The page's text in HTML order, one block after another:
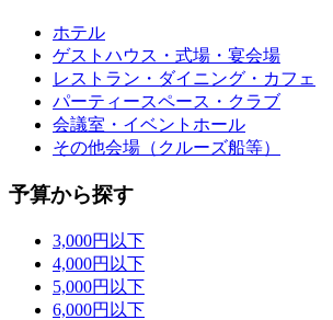
ホテル
ゲストハウス・式場・宴会場
レストラン・ダイニング・カフェ
パーティースペース・クラブ
会議室・イベントホール
その他会場（クルーズ船等）
予算から探す
3,000円以下
4,000円以下
5,000円以下
6,000円以下